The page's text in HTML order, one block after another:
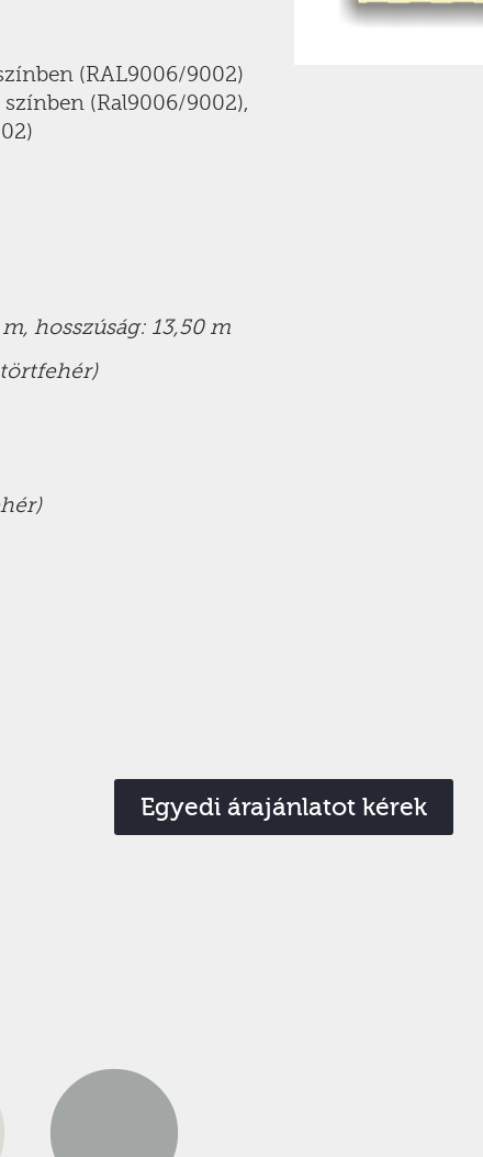
(RAL9006/9002)
(Ral9006/9002),
hosszúság: 13,50 m
Egyedi árajánlatot kérek